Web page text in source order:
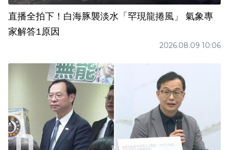
直播全拍下！白海豚襲淡水「罕現龍捲風」 氣象專
家解答1原因
2026.08.09 10:06